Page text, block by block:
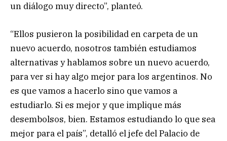
un diálogo muy directo”, planteó.
“Ellos pusieron la posibilidad en carpeta de un
nuevo acuerdo, nosotros también estudiamos
alternativas y hablamos sobre un nuevo acuerdo,
para ver si hay algo mejor para los argentinos. No
es que vamos a hacerlo sino que vamos a
estudiarlo. Si es mejor y que implique más
desembolsos, bien. Estamos estudiando lo que sea
mejor para el país”, detalló el jefe del Palacio de